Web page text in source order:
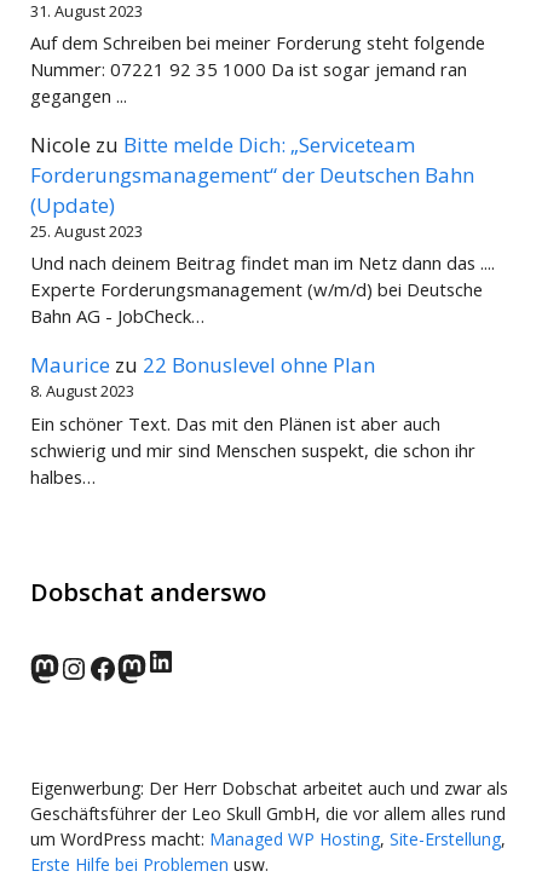
31. August 2023
Auf dem Schreiben bei meiner Forderung steht folgende
Nummer: 07221 92 35 1000 Da ist sogar jemand ran
gegangen ...
Nicole zu Bitte melde Dich: „Serviceteam
Forderungsmanagement“ der Deutschen Bahn
(Update)
25. August 2023
Und nach deinem Beitrag findet man im Netz dann das ....
Experte Forderungsmanagement (w/m/d) bei Deutsche
Bahn AG - JobCheck…
Maurice zu 22 Bonuslevel ohne Plan
8. August 2023
Ein schöner Text. Das mit den Plänen ist aber auch
schwierig und mir sind Menschen suspekt, die schon ihr
halbes…
Dobschat anderswo
norden.social
Instagram
Facebook
wp-punks.social
LinkedIn
Eigenwerbung: Der Herr Dobschat arbeitet auch und zwar als
Geschäftsführer der Leo Skull GmbH, die vor allem alles rund
um WordPress macht: Managed WP Hosting, Site-Erstellung,
Erste Hilfe bei Problemen usw.